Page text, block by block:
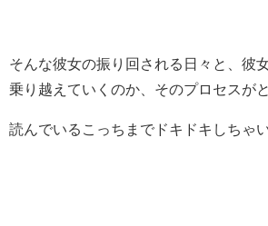
そんな彼女の振り回される日々と、彼
乗り越えていくのか、そのプロセスが
読んでいるこっちまでドキドキしちゃ